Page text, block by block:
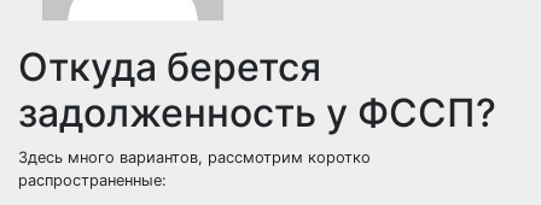
Откуда берется
задолженность у ФССП?
Здесь много вариантов, рассмотрим коротко
распространенные: